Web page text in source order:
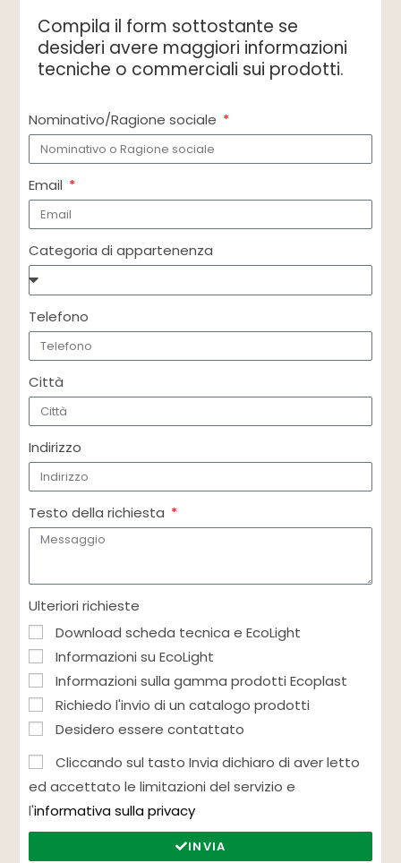
Compila il form sottostante se
desideri avere maggiori informazioni
tecniche o commerciali sui prodotti.
Nominativo/Ragione sociale
Email
Categoria di appartenenza
Telefono
Città
Indirizzo
Testo della richiesta
Ulteriori richieste
Download scheda tecnica e EcoLight
Informazioni su EcoLight
Informazioni sulla gamma prodotti Ecoplast
Richiedo l'invio di un catalogo prodotti
Desidero essere contattato
Cliccando sul tasto Invia dichiaro di aver letto
ed accettato le limitazioni del servizio e
l'informativa sulla privacy
INVIA